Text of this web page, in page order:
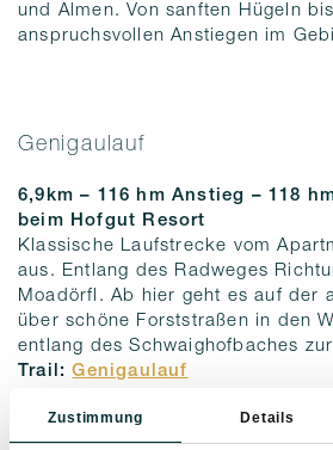
Zustimmung Details
und Almen. Von sanften Hügeln
anspruchsvollen Anstiegen im
Genigaulauf
6,9km – 116 hm Anstieg – 118
beim Hofgut Resort
Klassische Laufstrecke vom
aus. Entlang des Radweges
Moadörfl. Ab hier geht es auf der
über schöne Forststraßen in den
entlang des Schwaighofbaches
Trail:Genigaulauf